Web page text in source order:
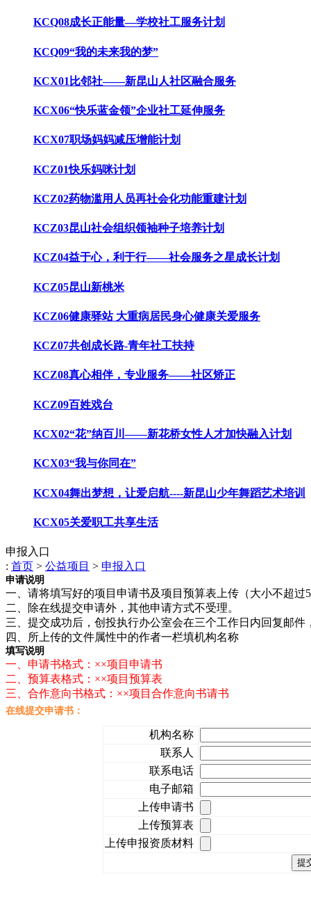
KCQ08成长正能量—学校社工服务计划
KCQ09“我的未来我的梦”
KCX01比邻社——新昆山人社区融合服务
KCX06“快乐蓝金领”企业社工延伸服务
KCX07职场妈妈减压增能计划
KCZ01快乐妈咪计划
KCZ02药物滥用人员再社会化功能重建计划
KCZ03昆山社会组织领袖种子培养计划
KCZ04益于心，利于行——社会服务之星成长计划
KCZ05昆山新桃米
KCZ06健康驿站 大重病居民身心健康关爱服务
KCZ07共创成长路-青年社工扶持
KCZ08真心相伴，专业服务——社区矫正
KCZ09百姓戏台
KCX02“花”纳百川——新花桥女性人才加快融入计划
KCX03“我与你同在”
KCX04舞出梦想，让爱启航----新昆山少年舞蹈艺术培训
KCX05关爱职工共享生活
申报入口
: 首页 > 公益项目 > 申报入口
申请说明
一、请将填写好的项目申请书及项目预算表上传（大小不超过
二、除在线提交申请外，其他申请方式不受理。
三、提交成功后，创投执行办公室会在三个工作日内回复邮
四、所上传的文件属性中的作者一栏填机构名称
填写说明
一、申请书格式：××项目申请书
二、预算表格式：××项目预算表
三、合作意向书格式：××项目合作意向书请书
在线提交申请书：
机构名称
联系人
联系电话
电子邮箱
上传申请书
上传预算表
上传申报资质材料